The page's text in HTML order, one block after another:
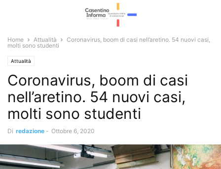
Home Attualità
Coronavirus, boom di casi nell’aretino. 54 nuovi casi,
molti sono studenti
Attualità
Coronavirus, boom di casi
nell’aretino. 54 nuovi casi,
molti sono studenti
Di redazione - Ottobre 6, 2020